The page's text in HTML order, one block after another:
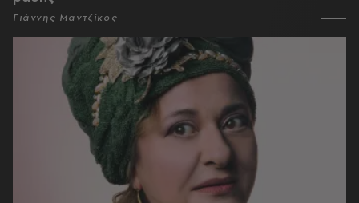
Γιάννης Μαντζίκος